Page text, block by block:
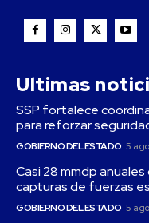
Ultimas
SSP fortalece
para reforzar
GOBIERNO DEL ESTADO 5
Casi 28 mmdp
capturas de fuerzas
GOBIERNO DEL ESTADO 5